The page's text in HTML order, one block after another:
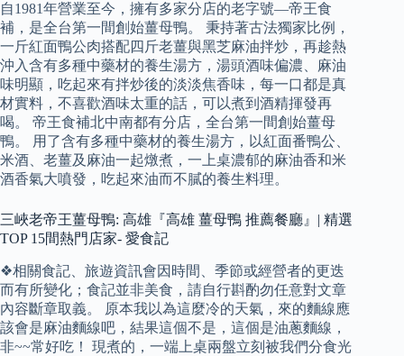
自1981年營業至今，擁有多家分店的老字號—帝王食
補，是全台第一間創始薑母鴨。 秉持著古法獨家比例，
一斤紅面鴨公肉搭配四斤老薑與黑芝麻油拌炒，再趁熱
沖入含有多種中藥材的養生湯方，湯頭酒味偏濃、麻油
味明顯，吃起來有拌炒後的淡淡焦香味，每一口都是真
材實料，不喜歡酒味太重的話，可以煮到酒精揮發再
喝。 帝王食補北中南都有分店，全台第一間創始薑母
鴨。 用了含有多種中藥材的養生湯方，以紅面番鴨公、
米酒、老薑及麻油一起燉煮，一上桌濃郁的麻油香和米
酒香氣大噴發，吃起來油而不膩的養生料理。
三峽老帝王薑母鴨: 高雄『高雄 薑母鴨 推薦餐廳』| 精選
TOP 15間熱門店家- 愛食記
❖相關食記、旅遊資訊會因時間、季節或經營者的更迭
而有所變化；食記並非美食，請自行斟酌勿任意對文章
內容斷章取義。 原本我以為這麼冷的天氣，來的麵線應
該會是麻油麵線吧，結果這個不是，這個是油蔥麵線，
非~~常好吃！ 現煮的，一端上桌兩盤立刻被我們分食光